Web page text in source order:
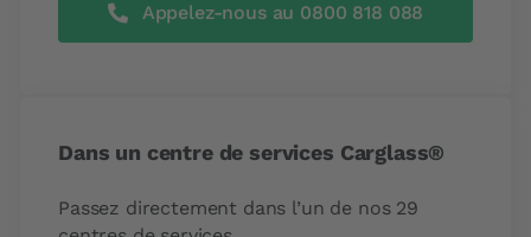
Appelez-nous au 0800 818 088
Dans un centre de services Carglass®
Passez directement dans l’un de nos 29